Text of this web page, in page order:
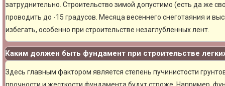
затруднительно. Строительство зимой допустимо (есть да же
проводить до -15 градусов. Месяца весеннего снеготаяния и
избегать, особенно при строительстве незаглубленных лент.
Каким должен быть фундамент при строительстве
Здесь главным фактором является степень пучинистости